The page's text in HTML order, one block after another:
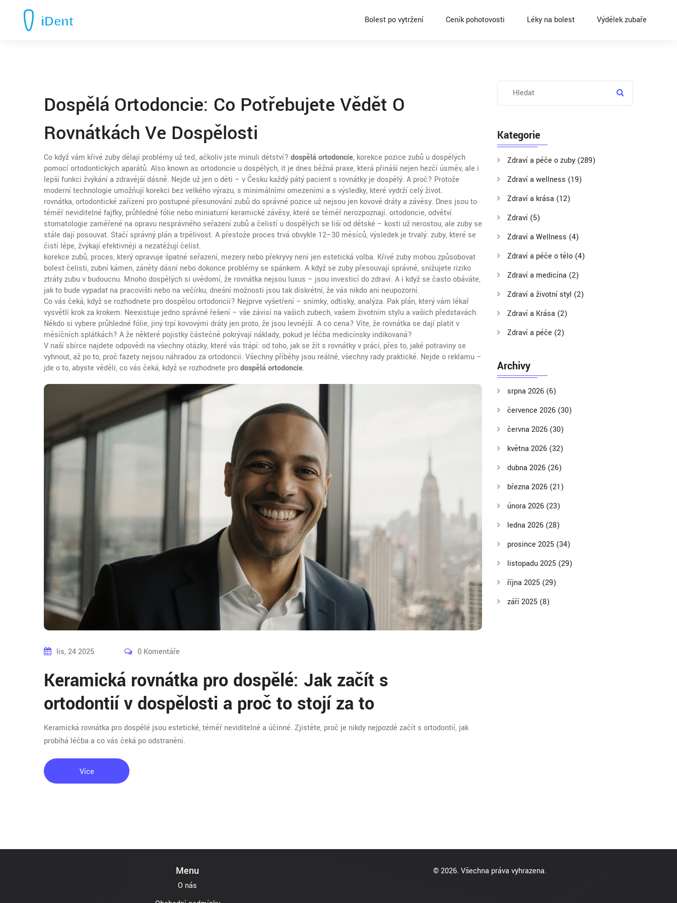
Bolest po vytržení Ceník pohotovosti Léky na bolest Výdělek zubaře
Dospělá Ortodoncie: Co Potřebujete Vědět O
Rovnátkách Ve Dospělosti
Co když vám křivé zuby dělají problémy už teď, ačkoliv jste minuli dětství? dospělá ortodoncie, korekce pozice zubů u dospělých
pomocí ortodontických aparátů. Also known as ortodoncie u dospělých, it je dnes běžná praxe, která přináší nejen hezčí úsměv, ale i
lepší funkci žvýkání a zdravější dásně. Nejde už jen o děti – v Česku každý pátý pacient s rovnátky je dospělý. A proč? Protože
moderní technologie umožňují korekci bez velkého výrazu, s minimálními omezeními a s výsledky, které vydrží celý život.
rovnátka,ortodontické zařízení pro postupné přesunování zubů do správné pozice už nejsou jen kovové dráty a závěsy. Dnes jsou to
téměř neviditelné fajfky, průhledné fólie nebo miniaturní keramické závěsy, které se téměř nerozpoznají. ortodoncie,odvětví
stomatologie zaměřené na opravu nesprávného seřazení zubů a čelistí u dospělých se liší od dětské – kosti už nerostou, ale zuby se
stále dají posouvat. Stačí správný plán a trpělivost. A přestože proces trvá obvykle 12–30 měsíců, výsledek je trvalý: zuby, které se
čistí lépe, žvýkají efektivněji a nezatěžují čelist.
korekce zubů, proces, který opravuje špatné seřazení, mezery nebo překryvy není jen estetická volba. Křivé zuby mohou způsobovat
bolest čelisti, zubní kámen, záněty dásní nebo dokonce problémy se spánkem. A když se zuby přesouvají správně, snižujete riziko
ztráty zubu v budoucnu. Mnoho dospělých si uvědomí, že rovnátka nejsou luxus – jsou investicí do zdraví. A i když se často obáváte,
jak to bude vypadat na pracovišti nebo na večírku, dnešní možnosti jsou tak diskrétní, že vás nikdo ani neupozorní.
Co vás čeká, když se rozhodnete pro dospělou ortodoncii? Nejprve vyšetření – snímky, odtisky, analýza. Pak plán, který vám lékař
vysvětlí krok za krokem. Neexistuje jedno správné řešení – vše závisí na vašich zubech, vašem životním stylu a vašich představách.
Někdo si vybere průhledné fólie, jiný trpí kovovými dráty jen proto, že jsou levnější. A co cena? Víte, že rovnátka se dají platit v
měsíčních splátkách? A že některé pojistky částečně pokrývají náklady, pokud je léčba medicínsky indikovaná?
V naší sbírce najdete odpovědi na všechny otázky, které vás trápí: od toho, jak se žít s rovnátky v práci, přes to, jaké potraviny se
vyhnout, až po to, proč fazety nejsou náhradou za ortodoncii. Všechny příběhy jsou reálné, všechny rady praktické. Nejde o reklamu –
jde o to, abyste věděli, co vás čeká, když se rozhodnete prodospělá ortodoncie.
lis, 24 2025 0 Komentáře
Keramická rovnátka pro dospělé: Jak začít s
ortodontií v dospělosti a proč to stojí za to
Keramická rovnátka pro dospělé jsou estetické, téměř neviditelné a účinné. Zjistěte, proč je nikdy nejpozdě začít s ortodontií, jak
probíhá léčba a co vás čeká po odstranění.
Více
Kategorie
Zdraví a péče o zuby (289)
Zdraví a wellness (19)
Zdraví a krása (12)
Zdraví (5)
Zdraví a Wellness (4)
Zdraví a péče o tělo (4)
Zdraví a medicína (2)
Zdraví a životní styl (2)
Zdraví a Krása (2)
Zdraví a péče (2)
Archivy
srpna 2026 (6)
července 2026 (30)
června 2026 (30)
května 2026 (32)
dubna 2026 (26)
března 2026 (21)
února 2026 (23)
ledna 2026 (28)
prosince 2025 (34)
listopadu 2025 (29)
října 2025 (29)
září 2025 (8)
Menu
O nás
© 2026. Všechna práva vyhrazena.